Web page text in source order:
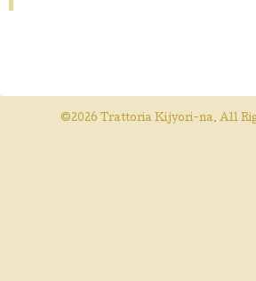
©2026 Trattoria Kijyori-na. All